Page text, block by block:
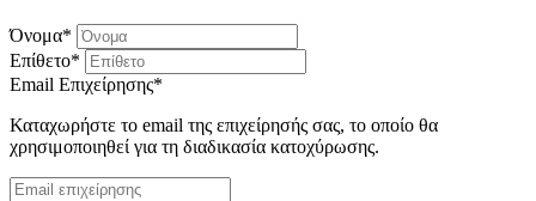
Όνομα*
Επίθετο*
Email Επιχείρησης*
Καταχωρήστε το email της επιχείρησής σας, το οποίο θα
χρησιμοποιηθεί για τη διαδικασία κατοχύρωσης.